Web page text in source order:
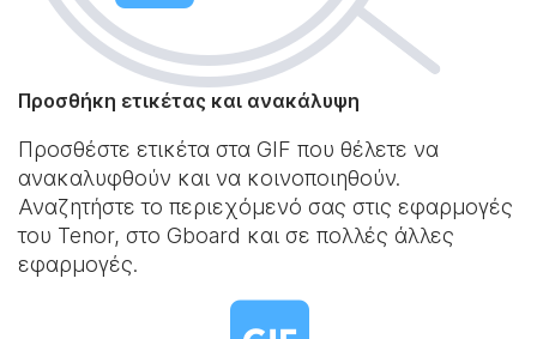
Προσθήκη ετικέτας και ανακάλυψη
Προσθέστε ετικέτα στα GIF που θέλετε να
ανακαλυφθούν και να κοινοποιηθούν.
Αναζητήστε το περιεχόμενό σας στις εφαρμογές
του Tenor, στο Gboard και σε πολλές άλλες
εφαρμογές.